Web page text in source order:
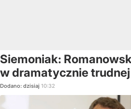
Siemoniak:
w dramatycznie
Dodano: dzisiaj 10:32